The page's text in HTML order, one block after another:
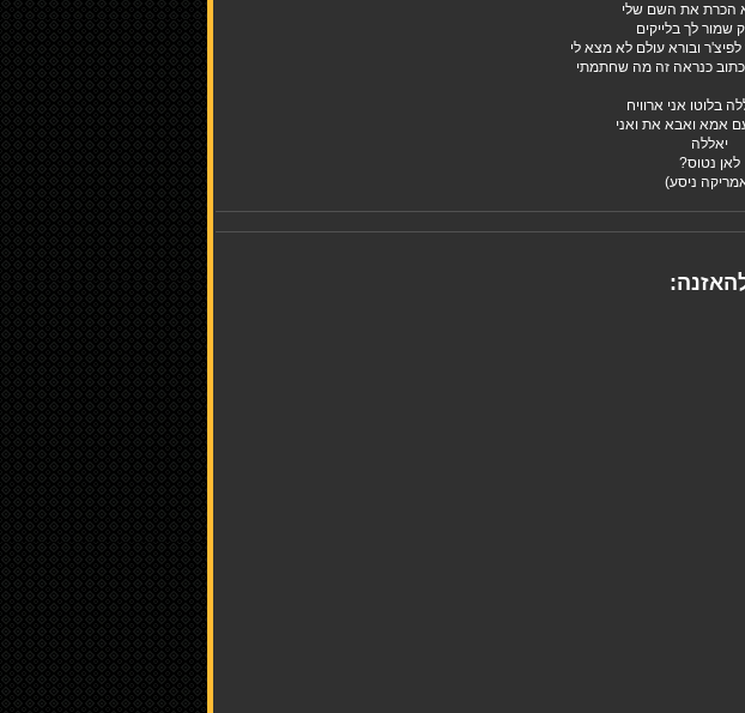
הכרת את השם שלי
שמור לך בלייקים
ובורא עולם לא מצא לי
כנראה זה מה שחתמתי
בלוטו אני ארוויח
אמא ואבא את ואני
יאללה
לאן נטוס?
ניסע)